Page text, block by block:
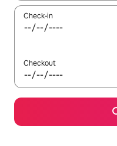
Check-in
Checkout